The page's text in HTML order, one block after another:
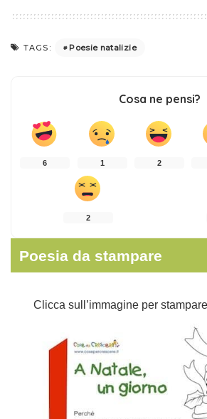
TAGS: Poesie natalizie
Cosa ne pensi?
6 1 2
2
Poesia da stampare
Clicca sull’immagine per